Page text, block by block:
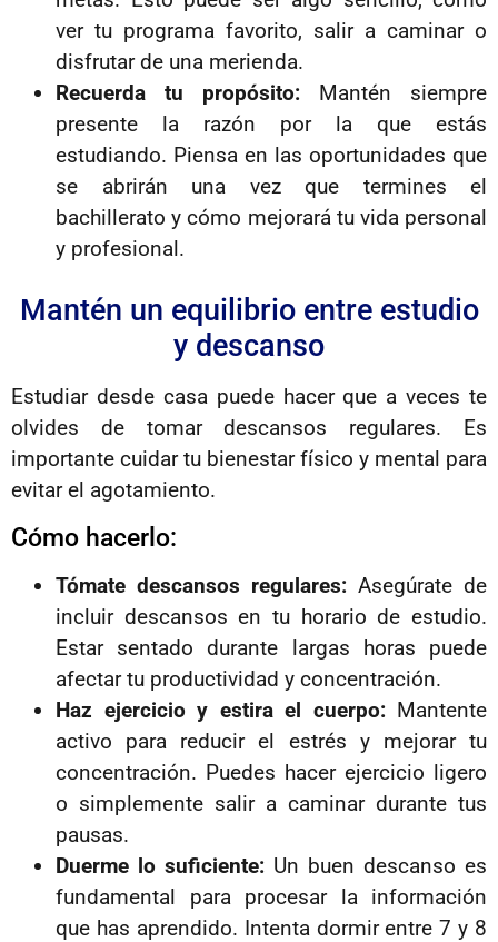
ver tu programa favorito, salir a caminar o
disfrutar de una merienda.
Recuerda tu propósito: Mantén siempre
presente la razón por la que estás
estudiando. Piensa en las oportunidades que
se abrirán una vez que termines el
bachillerato y cómo mejorará tu vida personal
y profesional.
Mantén un equilibrio entre estudio
y descanso
Estudiar desde casa puede hacer que a veces te
olvides de tomar descansos regulares. Es
importante cuidar tu bienestar físico y mental para
evitar el agotamiento.
Cómo hacerlo:
Tómate descansos regulares: Asegúrate de
incluir descansos en tu horario de estudio.
Estar sentado durante largas horas puede
afectar tu productividad y concentración.
Haz ejercicio y estira el cuerpo:Mantente
activo para reducir el estrés y mejorar tu
concentración. Puedes hacer ejercicio ligero
o simplemente salir a caminar durante tus
pausas.
Duerme lo suficiente: Un buen descanso es
fundamental para procesar la información
que has aprendido. Intenta dormir entre 7 y 8